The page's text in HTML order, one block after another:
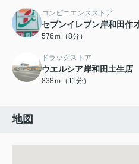
コンビニエンスストア
セブンイレブン岸和田作
576ｍ（8分）
ドラッグストア
ウエルシア岸和田土生店
838ｍ（11分）
地図